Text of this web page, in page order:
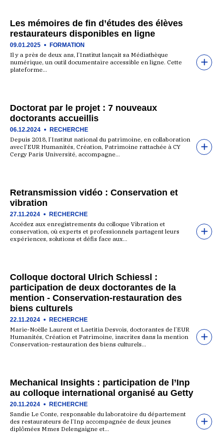
Les mémoires de fin d’études des élèves
restaurateurs disponibles en ligne
09.01.2025 FORMATION
Il y a près de deux ans, l’Institut lançait sa Médiathèque
numérique, un outil documentaire accessible en ligne. Cette
plateforme…
Doctorat par le projet : 7 nouveaux
doctorants accueillis
06.12.2024 RECHERCHE
Depuis 2018, l’Institut national du patrimoine, en collaboration
avec l’EUR Humanités, Création, Patrimoine rattachée à CY
Cergy Paris Université, accompagne…
Retransmission vidéo : Conservation et
vibration
27.11.2024 RECHERCHE
Accédez aux enregistrements du colloque Vibration et
conservation, où experts et professionnels partagent leurs
expériences, solutions et défis face aux…
Colloque doctoral Ulrich Schiessl :
participation de deux doctorantes de la
mention - Conservation-restauration des
biens culturels
22.11.2024 RECHERCHE
Marie-Noëlle Laurent et Laetitia Desvois, doctorantes de l’EUR
Humanités, Création et Patrimoine, inscrites dans la mention
Conservation-restauration des biens culturels…
Mechanical Insights : participation de l’Inp
au colloque international organisé au Getty
20.11.2024 RECHERCHE
Sandie Le Conte, responsable du laboratoire du département
des restaurateurs de l’Inp accompagnée de deux jeunes
diplômées Mmes Delengaigne et…